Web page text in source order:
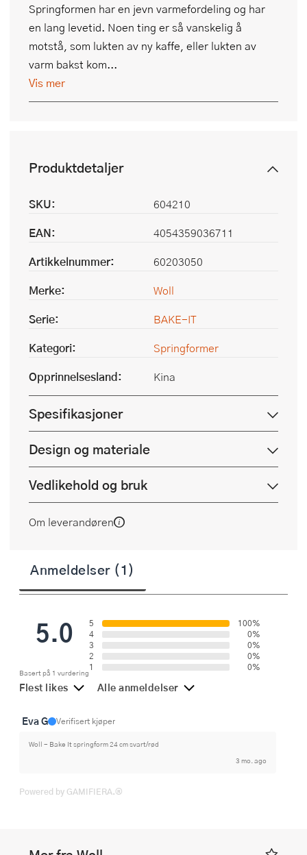
Springformen har en jevn varmefordeling og har
en lang levetid. Noen ting er så vanskelig å
motstå, som lukten av ny kaffe, eller lukten av
varm bakst kom...
Vis mer
Produktdetaljer
SKU:
604210
EAN:
4054359036711
Artikkelnummer:
60203050
Merke:
Woll
Serie:
BAKE-IT
Kategori:
Springformer
Opprinnelsesland:
Kina
Spesifikasjoner
Design og materiale
Vedlikehold og bruk
Om leverandøren
Anmeldelser (1)
5.0
Basert på 1 vurdering
5
100%
4
0%
3
0%
2
0%
1
0%
Flest likes Alle anmeldelser
Eva G Verifisert kjøper
Woll - Bake It springform 24 cm svart/rød
3 mo. ago
Powered by GAMIFIERA.®